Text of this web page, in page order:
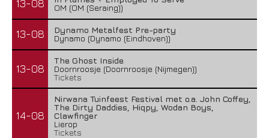
13-08
OM (OM (Seraing))
13-08
Dynamo Metalfest Pre-party
Dynamo (Dynamo (Eindhoven))
13-08
The Ghost Inside
Doornroosje (Doornroosje (Nijmegen))
Tickets
14-08
Nirwana Tuinfeest Festival met o.a. John Coffey,
The Dirty Daddies, Hiqpy, Wodan Boys,
Clawfinger
Lierop
Tickets